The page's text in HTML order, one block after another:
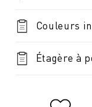
Couleurs
Étagère à